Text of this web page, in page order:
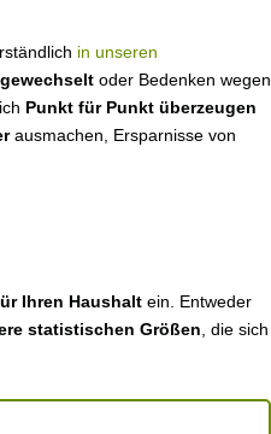
in unseren
oder Bedenken wegen
Punkt für Punkt überzeugen
ausmachen, Ersparnisse von
Ihren Haushalt ein. Entweder
statistischen Größen , die sich